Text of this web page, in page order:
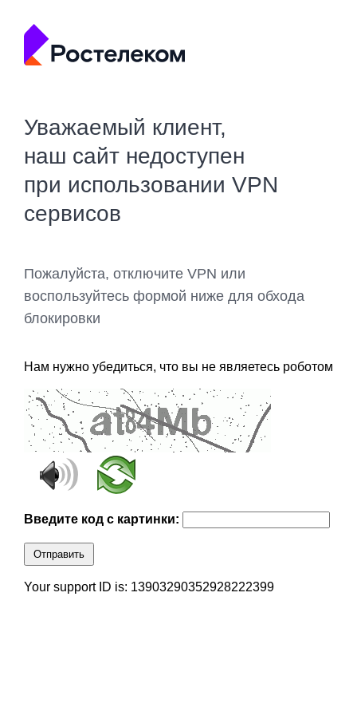
Уважаемый клиент,
наш сайт недоступен
при использовании VPN
сервисов
Пожалуйста, отключите VPN или
воспользуйтесь формой ниже для обхода
блокировки
Нам нужно убедиться, что вы не являетесь роботом
Введите код с картинки:
Отправить
Your support ID is: 13903290352928222399